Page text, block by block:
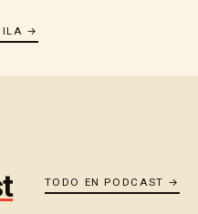
→
TODO EN PODCAST →